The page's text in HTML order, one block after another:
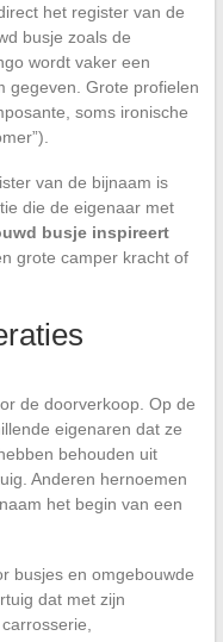
het register van de
busje zoals de
wordt vaker een
gegeven. Grote profielen
soms ironische
van de bijnaam is
die de eigenaar met
busje inspireert
grote camper kracht of
de doorverkoop. Op de
eigenaren dat ze
behouden uit
Anderen hernoemen
het begin van een
busjes en omgebouwde
dat met zijn